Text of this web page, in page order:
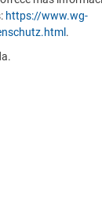
https://www.wg-
.